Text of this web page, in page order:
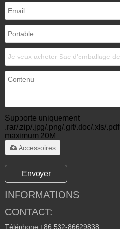
Supporte uniquement
.rar/.zip/.jpg/.png/.gif/.doc/.xls/.pdf,
maximum 20M
Accessoires
Envoyer
INFORMATIONS
CONTACT:
Téléphone:+86 532-86629838